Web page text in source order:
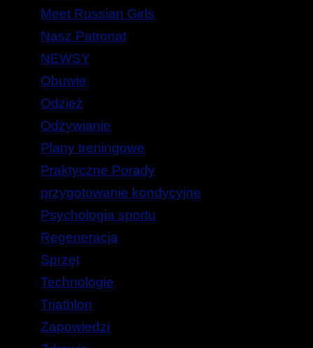
Meet Russian Girls
Nasz Patronat
NEWSY
Obuwie
Odzież
Odżywianie
Plany treningowe
Praktyczne Porady
przygotowanie kondycyjne
Psychologia sportu
Regeneracja
Sprzęt
Technologie
Triathlon
Zapowiedzi